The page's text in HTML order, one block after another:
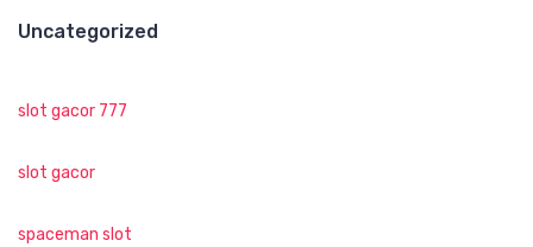
Uncategorized
slot gacor 777
slot gacor
spaceman slot